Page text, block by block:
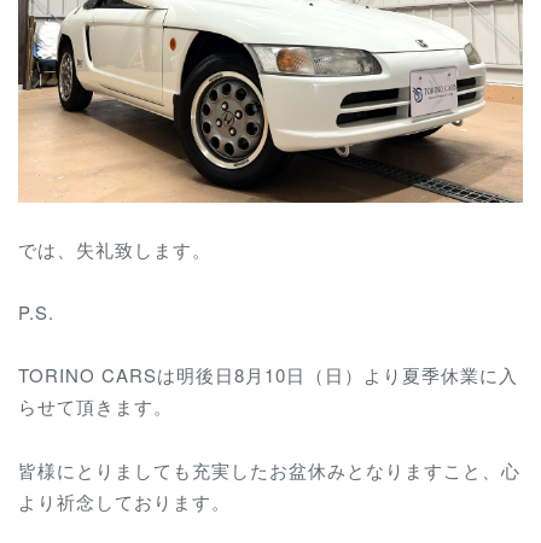
では、失礼致します。
P.S.
TORINO CARSは明後日8月10日（日）より夏季休業に入
らせて頂きます。
皆様にとりましても充実したお盆休みとなりますこと、心
より祈念しております。